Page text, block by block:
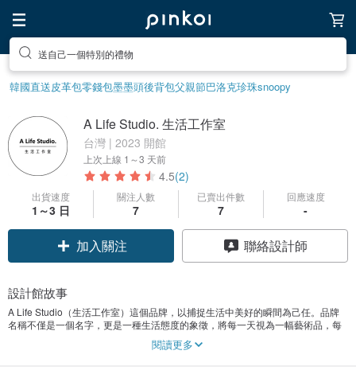
送自己一個特別的禮物
韓國直送皮革包零錢包墨墨頭後背包父親節巴洛克珍珠snoopy
A Life Studio. 生活工作室
台灣 | 2023 開館
上次上線 1～3 天前
4.5(2)
出貨速度
1～3 日
關注人數
7
已賣出件數
7
回應速度
-
加入關注 聯絡設計師
設計館故事
A Life Studio（生活工作室）這個品牌，以捕捉生活中美好的瞬間為己任。品牌
名稱不僅是一個名字，更是一種生活態度的象徵，將每一天視為一幅藝術品，每
閱讀更多